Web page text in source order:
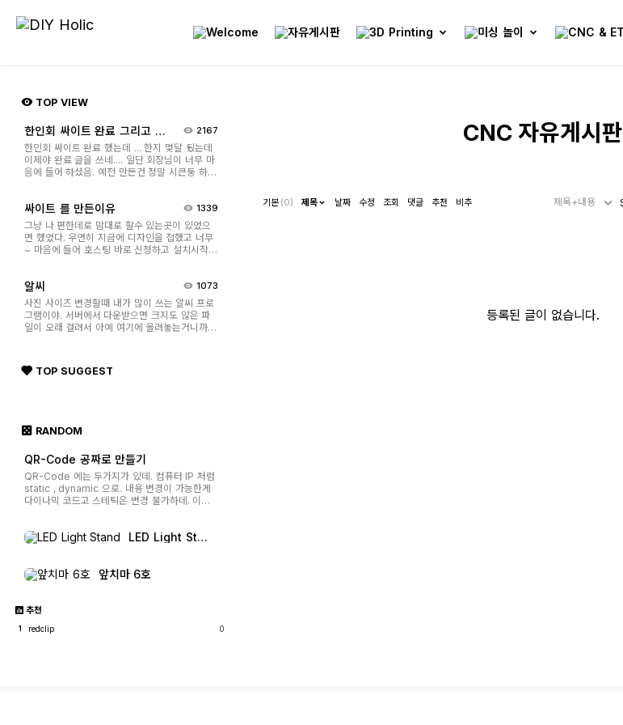
TOP VIEW
한인회 싸이트 완료 그리고 요
즘
2167
한인회 싸이트 완료 했는데 ... 한지 몇달 됬는데
이제야 완료 글을 쓰네.... 일단 회장님이 너무 마
음에 들어 하셨음. 예전 만든건 정말 시큰둥 하셨
하시더라.. ^^;;; 요즘 예전에 가지고 있던 띠 동물
그림으로 neon 싸인 ...
싸이트 를 만든이유 1339
그냥 나 편한데로 맘대로 할수 있는곳이 있었으
면 했었다. 우연히 지금에 디자인을 접했고 너무
~ 마음에 들어 호스팅 바로 신청하고 설치시작!
지.... 하며 ( 켄슬 시간은 일주일 ) 설치 했는데 왠
걸.... 이건 너무 쉽고 이쁘쟈나....
알씨 1073
사진 사이즈 변경할때 내가 많이 쓰는 알씨 프로
그램이야. 서버에서 다운받으면 크지도 않은 파
일이 오래 걸려서 아예 여기에 올려놓는거니까
클릭
TOP SUGGEST
RANDOM
QR-Code 공짜로 만들기
QR-Code 에는 두가지가 있데. 컴퓨터 IP 처럼
static , dynamic 으로. 내용 변경이 가능한게
다이나믹 코드고 스테틱은 변경 불가하데. 이게
안바뀌면 다이나믹인거야. 스테틱은 무료로 만들
LED Light Sta
앞치마 6호
추천
1 redclip 0
CNC 자유게시판
기본 (0) 제목 날짜 수정 조회 댓글 추천 비추 제목+내용
등록된 글이 없습니다.